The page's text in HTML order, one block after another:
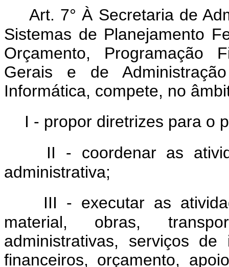
Art. 7° À Secretaria de
Sistemas de Planejamento
Orçamento, Programação
Gerais e de
Informática, compete, no
I - propor diretrizes para o
II - coordenar as
administrativa;
III - executar as
material, obras,
administrativas, serviços
financeiros, orçamento,